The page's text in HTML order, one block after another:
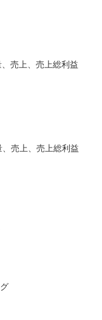
売上、売上総利益
売上、売上総利益